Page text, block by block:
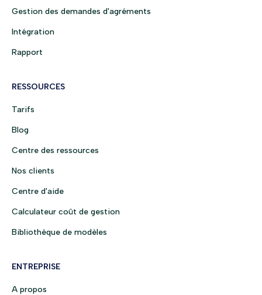
Gestion des demandes d'agréments
Intégration
Rapport
RESSOURCES
Tarifs
Blog
Centre des ressources
Nos clients
Centre d'aide
Calculateur coût de gestion
Bibliothèque de modèles
ENTREPRISE
A propos